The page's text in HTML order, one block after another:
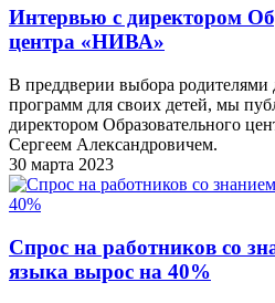
Интервью с директором
центра «НИВА»
В преддверии выбора
программ для своих детей, мы
директором Образовательного
Сергеем Александровичем.
30 марта 2023
Спрос на работников со
языка вырос на 40%